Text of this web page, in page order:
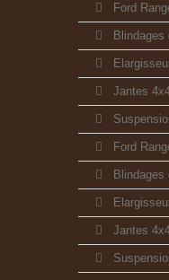
Ford
Jantes
Ford
Jantes